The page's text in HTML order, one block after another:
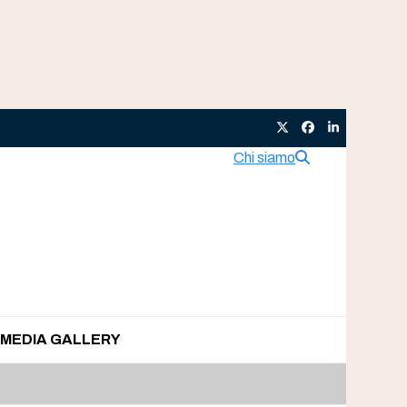
TwitterFacebook
LinkedIn
Chi siamo
MEDIA GALLERY